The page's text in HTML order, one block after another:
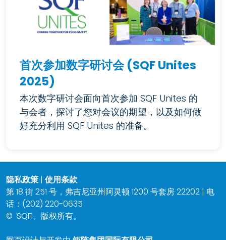
首次参加数字研讨会 (SQF Unites
2025)
本次数字研讨会面向首次参加 SQF Unites 的
与会者，探讨了您对会议的期望，以及如何做
好充分利用 SQF Unites 的准备。
隐私政策 | 使用条款
第 18 街 251 号，弗吉尼亚州阿灵顿 1200 号套房 22202 | 电
话：(202) 220-0635
© SQFI。版权所有。